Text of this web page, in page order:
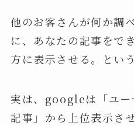
他のお客さんが何か調
に、あなたの記事をで
方に表示させる。とい
実は、googleは「ユー
記事」から上位表示さ